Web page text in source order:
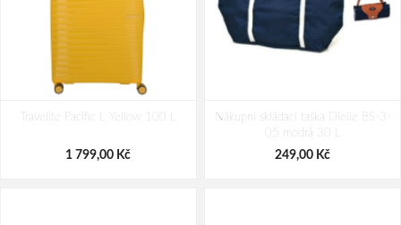
modrá Modrá 1 l
water stop
239,00 Kč
Travelite Pacific L Yellow 100 L
1 799,00 Kč
Nákupní skládací taška Dielle BS-3-
05 modrá 30 L
249,00 Kč